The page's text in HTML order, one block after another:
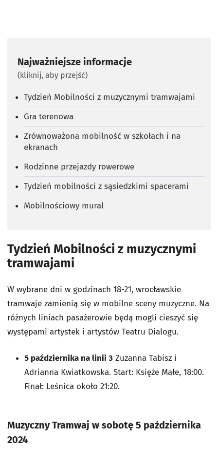
Najważniejsze informacje
(kliknij, aby przejść)
Tydzień Mobilności z muzycznymi tramwajami
Gra terenowa
Zrównoważona mobilność w szkołach i na
ekranach
Rodzinne przejazdy rowerowe
Tydzień mobilności z sąsiedzkimi spacerami
Mobilnościowy mural
Tydzień Mobilności z muzycznymi
tramwajami
W wybrane dni w godzinach 18-21, wrocławskie
tramwaje zamienią się w mobilne sceny muzyczne. Na
różnych liniach pasażerowie będą mogli cieszyć się
występami artystek i artystów Teatru Dialogu.
5 października na linii 3 Zuzanna Tabisz i
Adrianna Kwiatkowska. Start: Księże Małe, 18:00.
Finał: Leśnica około 21:20.
Muzyczny Tramwaj w sobotę 5 października
2024